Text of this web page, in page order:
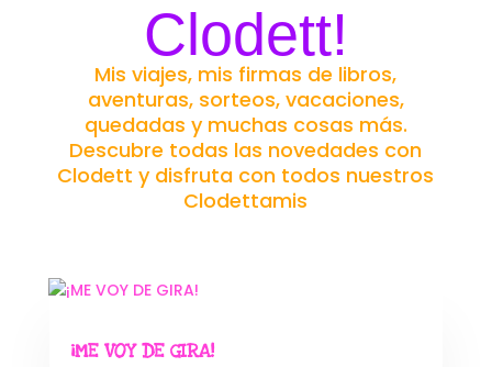
Clodett!
Mis viajes, mis firmas de libros,
aventuras, sorteos, vacaciones,
quedadas y muchas cosas más.
Descubre todas las novedades con
Clodett y disfruta con todos nuestros
Clodettamis
¡ME VOY DE GIRA!